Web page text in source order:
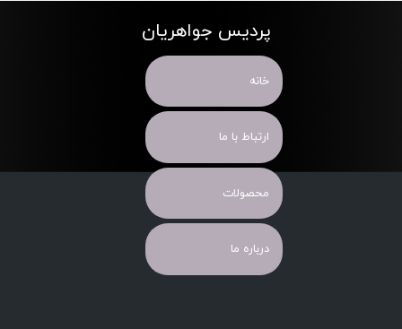
پردیس جواهریان
خانه
ارتباط با ما
محصولات
درباره ما